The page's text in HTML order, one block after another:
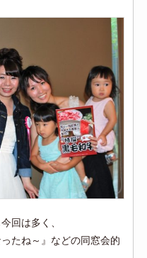
回は多く、
たね～』などの同窓会的